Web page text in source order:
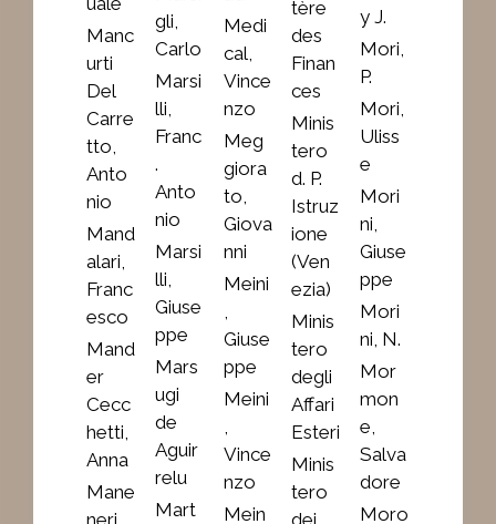
Manc
urti
Del
Carre
tto,
Anto
nio
Mand
alari,
Franc
esco
Mand
er
Cecc
hetti,
Anna
Mane
neri
gli,
Carlo
Marsi
lli,
Franc
.
Anto
nio
Marsi
lli,
Giuse
ppe
Mars
ugi
de
Aguir
relu
Mart
Medi
cal,
Vince
nzo
Meg
giora
to,
Giova
nni
Meini
Giuse
ppe
Meini
Vince
nzo
Mein
tère
des
Finan
ces
Minis
tero
d. P.
Istruz
ione
(Ven
ezia)
Minis
tero
degli
Affari
Esteri
Minis
tero
dei
y J.
Mori,
P.
Mori,
Uliss
e
Mori
ni,
Giuse
ppe
Mori
ni, N.
Mor
mon
e,
Salva
dore
Moro